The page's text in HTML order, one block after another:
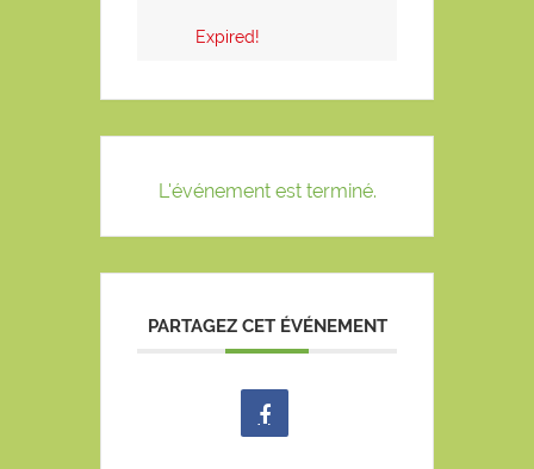
Expired!
L'événement est terminé.
PARTAGEZ CET ÉVÉNEMENT